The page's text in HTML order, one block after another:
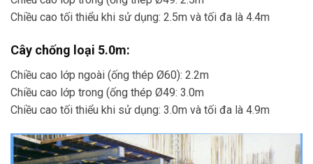
Chiều cao tối thiểu khi sử dụng: 2.5m và tối đa là 4.4m
Cây chống loại 5.0m:
Chiều cao lớp ngoài (ống thép Ø60): 2.2m
Chiều cao lớp trong (ống thép Ø49: 3.0m
Chiều cao tối thiểu khi sử dụng: 3.0m và tối đa là 4.9m